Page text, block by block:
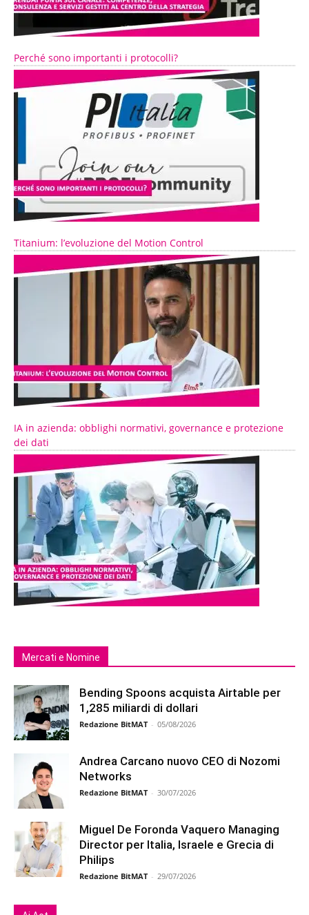
Perché sono importanti i protocolli?
Titanium: l’evoluzione del Motion Control
IA in azienda: obblighi normativi, governance e protezione
dei dati
Mercati e Nomine
Bending Spoons acquista Airtable per
1,285 miliardi di dollari
Redazione BitMAT - 05/08/2026
Andrea Carcano nuovo CEO di Nozomi
Networks
Redazione BitMAT - 30/07/2026
Miguel De Foronda Vaquero Managing
Director per Italia, Israele e Grecia di
Philips
Redazione BitMAT - 29/07/2026